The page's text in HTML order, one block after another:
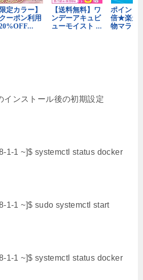
ンストール後の初期設定
1-1 ~]$ systemctl status docker
1-1 ~]$ sudo systemctl start
1-1 ~]$ systemctl status docker